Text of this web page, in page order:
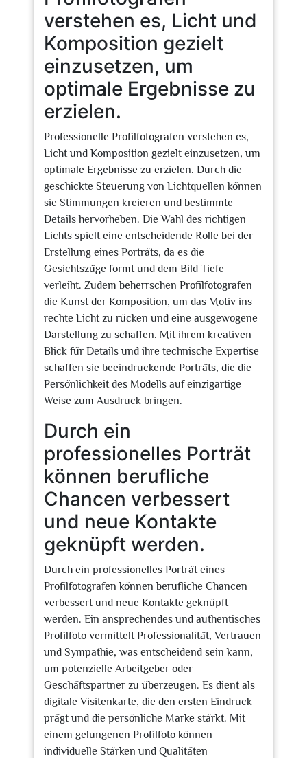
verstehen es, Licht und
Komposition gezielt
einzusetzen, um
optimale Ergebnisse zu
erzielen.
Professionelle Profilfotografen verstehen es,
Licht und Komposition gezielt einzusetzen, um
optimale Ergebnisse zu erzielen. Durch die
geschickte Steuerung von Lichtquellen können
sie Stimmungen kreieren und bestimmte
Details hervorheben. Die Wahl des richtigen
Lichts spielt eine entscheidende Rolle bei der
Erstellung eines Porträts, da es die
Gesichtszüge formt und dem Bild Tiefe
verleiht. Zudem beherrschen Profilfotografen
die Kunst der Komposition, um das Motiv ins
rechte Licht zu rücken und eine ausgewogene
Darstellung zu schaffen. Mit ihrem kreativen
Blick für Details und ihre technische Expertise
schaffen sie beeindruckende Porträts, die die
Persönlichkeit des Modells auf einzigartige
Weise zum Ausdruck bringen.
Durch ein
professionelles Porträt
können berufliche
Chancen verbessert
und neue Kontakte
geknüpft werden.
Durch ein professionelles Porträt eines
Profilfotografen können berufliche Chancen
verbessert und neue Kontakte geknüpft
werden. Ein ansprechendes und authentisches
Profilfoto vermittelt Professionalität, Vertrauen
und Sympathie, was entscheidend sein kann,
um potenzielle Arbeitgeber oder
Geschäftspartner zu überzeugen. Es dient als
digitale Visitenkarte, die den ersten Eindruck
prägt und die persönliche Marke stärkt. Mit
einem gelungenen Profilfoto können
individuelle Stärken und Qualitäten